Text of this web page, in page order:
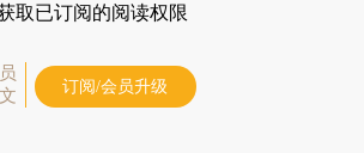
取已订阅的阅读权限
订阅/会员升级